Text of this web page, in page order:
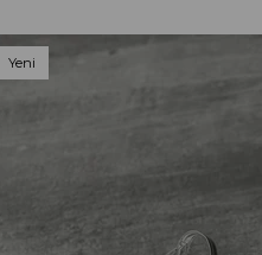
Yeni